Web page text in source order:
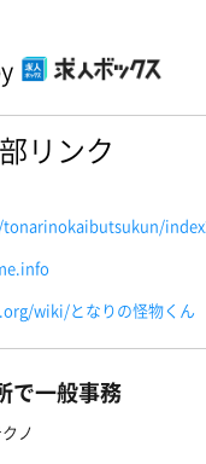
リンク
wiki/となりの怪物くん
で一般事務
ノ